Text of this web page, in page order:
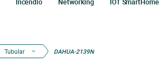
Tubular DAHUA-2139N